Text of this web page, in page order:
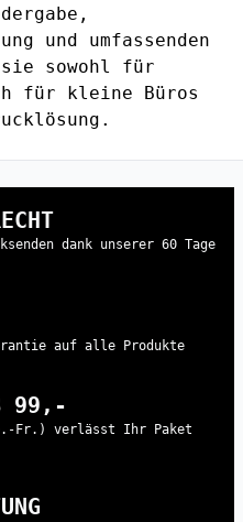
und umfassenden
sowohl für
für kleine Büros
dank unserer 60 Tage
auf alle Produkte
99,-
Fr.) verlässt Ihr Paket